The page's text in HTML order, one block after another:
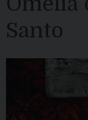
Santo